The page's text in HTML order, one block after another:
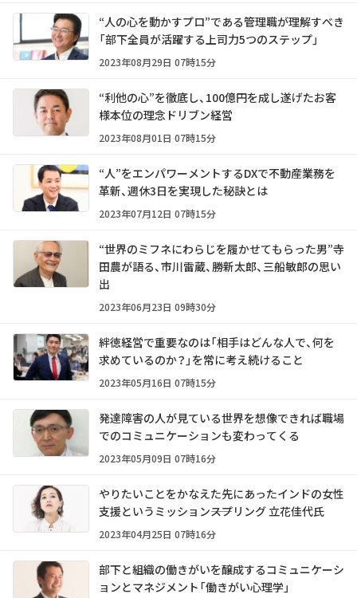
“人の心を動かすプロ”である管理職が理解すべき
「部下全員が活躍する上司力5つのステップ」
2023年08月29日 07時15分
“利他の心”を徹底し、100億円を成し遂げたお客
様本位の理念ドリブン経営
2023年08月01日 07時15分
“人”をエンパワーメントするDXで不動産業務を
革新、週休3日を実現した秘訣とは
2023年07月12日 07時15分
“世界のミフネにわらじを履かせてもらった男”寺
田農が語る、市川雷蔵、勝新太郎、三船敏郎の思い
出
2023年06月23日 09時30分
絆徳経営で重要なのは「相手はどんな人で、何を
求めているのか？」を常に考え続けること
2023年05月16日 07時15分
発達障害の人が見ている世界を想像できれば職場
でのコミュニケーションも変わってくる
2023年05月09日 07時16分
やりたいことをかなえた先にあったインドの女性
支援というミッション――スプリング 立花佳代氏
2023年04月25日 07時16分
部下と組織の働きがいを醸成するコミュニケーシ
ョンとマネジメント「働きがい心理学」